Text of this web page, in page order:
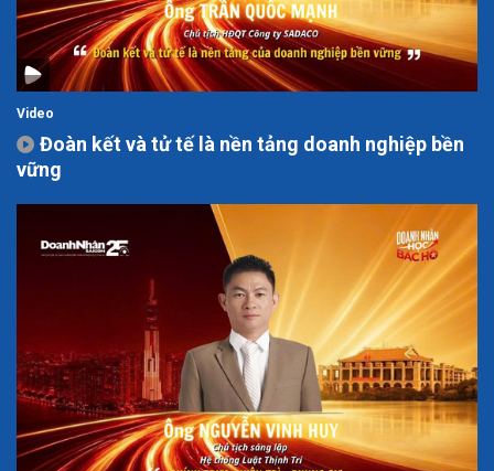
Video
Đoàn kết và tử tế là nền tảng doanh nghiệp bền
vững